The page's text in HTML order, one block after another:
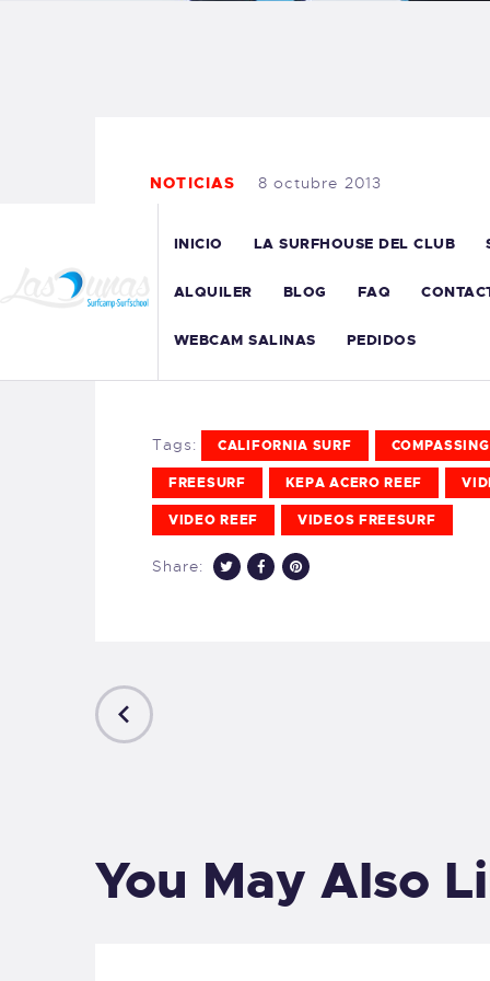
NOTICIAS 8 octubre 2013
INICIO LA SURFHOUSE DEL CLUB
ALQUILER BLOG FAQ
WEBCAM SALINAS PEDIDOS
Tags: CALIFORNIA SURF COMPASSING
FREESURF KEPA ACERO REEF
VIDEO REEF VIDEOS FREESURF
Share:
You May Also